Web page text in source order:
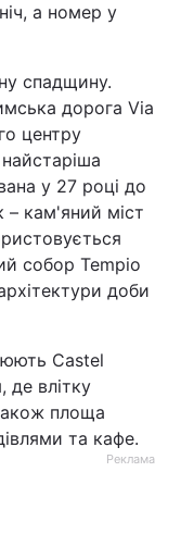
а номер у
спадщину.
дорога Via
центру
у 27 році до
– кам'яний міст
собор Tempio
доби
Castel
де влітку
площа
та кафе.
Реклама